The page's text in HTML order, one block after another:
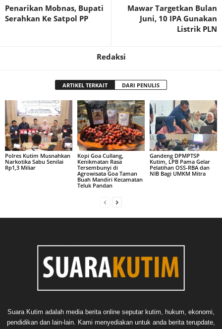
Penarikan Mobnas, Bupati
Serahkan Ke Satpol PP
Mawar Targetkan Bulan
Juni, 10 IPA Gunakan
Listrik PLN
Redaksi
ARTIKEL TERKAIT DARI PENULIS
Polres Kutim Musnahkan
Narkotika Sabu Senilai
Rp1,3 Miliar
Kopi Goa Cullang,
Kenikmatan Rasa
Tersembunyi di
Agrowisata Goa Taman
Buah Mandiri Kecamatan
Teluk Pandan
Gandeng DPMPTSP
Kutim, LPB Pama Gelar
Pelatihan OSS-RBA dan
NIB Bagi UMKM Mitra
Suara Kutim adalah media berita online seputar kutim, hukum, ekonomi,
pendidikan dan lain-lain. Kami menyediakan untuk anda berita terupdate,